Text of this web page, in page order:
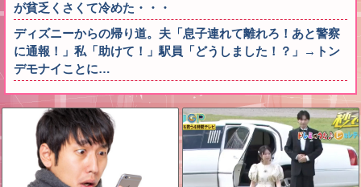
が貧乏くさくて冷めた・・・
ディズニーからの帰り道。夫「息子連れて離れろ！あと警察
に通報！」私「助けて！」駅員「どうしました！？」→トン
デモナイことに…